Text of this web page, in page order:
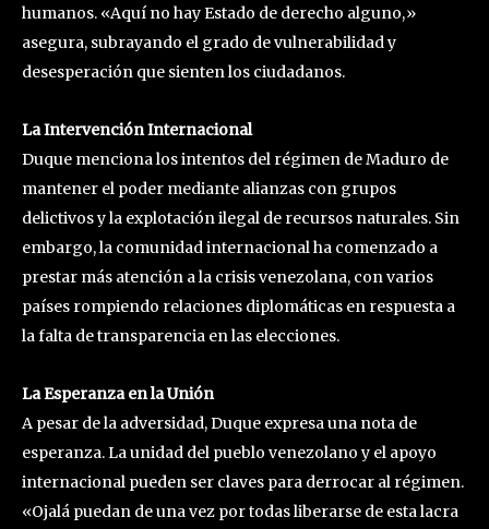
humanos. «Aquí no hay Estado de derecho alguno,»
asegura, subrayando el grado de vulnerabilidad y
desesperación que sienten los ciudadanos.
La Intervención Internacional
Duque menciona los intentos del régimen de Maduro de
mantener el poder mediante alianzas con grupos
delictivos y la explotación ilegal de recursos naturales. Sin
embargo, la comunidad internacional ha comenzado a
prestar más atención a la crisis venezolana, con varios
países rompiendo relaciones diplomáticas en respuesta a
la falta de transparencia en las elecciones.
La Esperanza en la Unión
A pesar de la adversidad, Duque expresa una nota de
esperanza. La unidad del pueblo venezolano y el apoyo
internacional pueden ser claves para derrocar al régimen.
«Ojalá puedan de una vez por todas liberarse de esta lacra